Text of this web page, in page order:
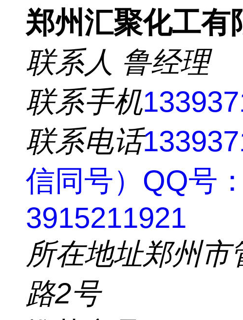
郑州汇聚化工有
联系人 鲁经理
联系手机
联系电话
信同号）QQ号：
3915211921
所在地址郑州市
路2号